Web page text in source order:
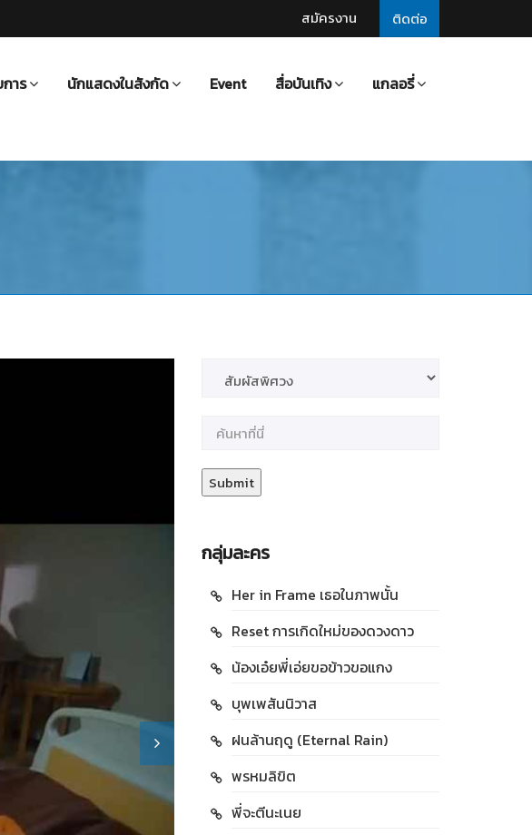
ติดต่อ
สมัครงาน
าร นักแสดงในสังกัด Event สื่อบันเทิง แกลอรี่
กลุ่มละคร
Her in Frame เธอในภาพนั้น
Reset การเกิดใหม่ของดวงดาว
น้องเอ๋ยพี่เอ่ยขอข้าวขอแกง
บุพเพสันนิวาส
ฝนล้านฤดู (Eternal Rain)
พรหมลิขิต
พี่จะตีนะเนย